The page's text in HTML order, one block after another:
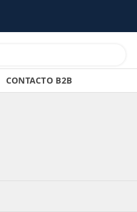
CONTACTO B2B